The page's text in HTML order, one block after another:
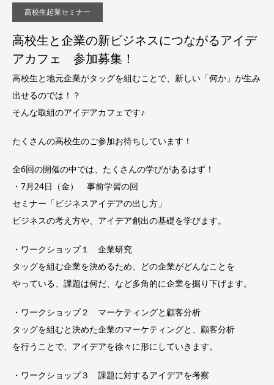
高校生起業セミナー
高校生と企業の新ビジネスにつながるアイデ
アカフェ 参加募集！
高校生と地元企業がタッグを組むことで、新しい「何か」が生み
出せるのでは！？
そんな取組のアイデアカフェです♪
たくさんの高校生のご参加お待ちしています！
全6回の開催の中では、たくさんの学びがあるはず！
・7月24日（金） 事前学習の回
セミナー「ビジネスアイデアの出し方」
ビジネスの考え方や、アイデア創出の基礎を学びます。
・ワークショップ１ 企業研究
タッグを組む企業を決めるため、どの企業がどんなことを
やっている、課題は何だ、など多角的に企業を掘り下げます。
・ワークショップ２ マーケティングと顧客分析
タッグを組むと決めた企業のマーケティングと、顧客分析
を行うことで、アイデアを徐々に形にしていきます。
・ワークショップ３ 課題に対するアイデアを考察